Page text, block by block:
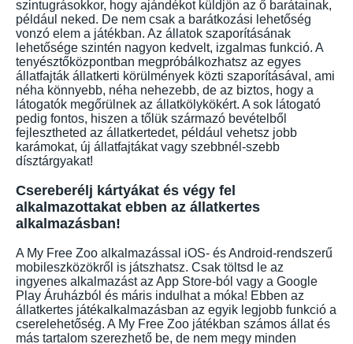
szintugrásokkor, hogy ajándékot küldjön az ő barátainak,
például neked. De nem csak a barátkozási lehetőség
vonzó elem a játékban. Az állatok szaporításának
lehetősége szintén nagyon kedvelt, izgalmas funkció. A
tenyésztőközpontban megpróbálkozhatsz az egyes
állatfajták állatkerti körülmények közti szaporításával, ami
néha könnyebb, néha nehezebb, de az biztos, hogy a
látogatók megőrülnek az állatkölykökért. A sok látogató
pedig fontos, hiszen a tőlük származó bevételből
fejlesztheted az állatkertedet, például vehetsz jobb
karámokat, új állatfajtákat vagy szebbnél-szebb
dísztárgyakat!
Csereberélj kártyákat és végy fel
alkalmazottakat ebben az állatkertes
alkalmazásban!
A My Free Zoo alkalmazással iOS- és Android-rendszerű
mobileszközökről is játszhatsz. Csak töltsd le az
ingyenes alkalmazást az App Store-ból vagy a Google
Play Áruházból és máris indulhat a móka! Ebben az
állatkertes játékalkalmazásban az egyik legjobb funkció a
cserelehetőség. A My Free Zoo játékban számos állat és
más tartalom szerezhető be, de nem megy minden